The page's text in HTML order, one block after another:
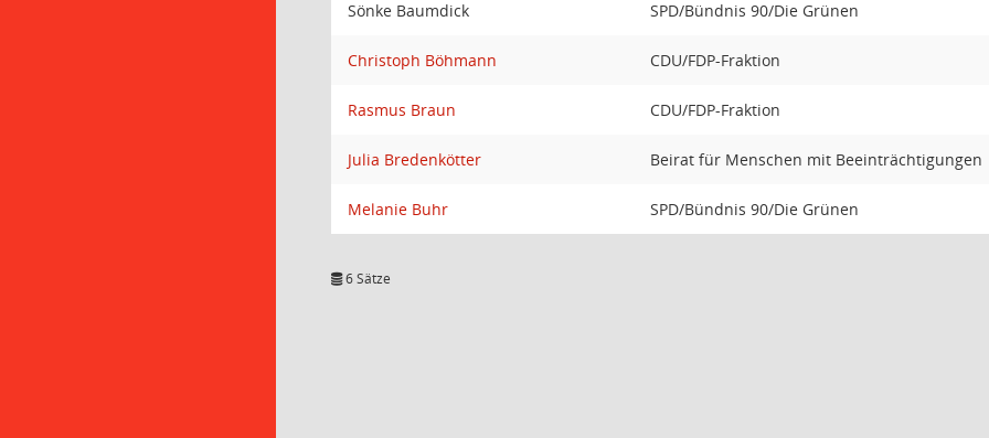
Sönke Baumdick SPD/Bündnis 90/Die Grünen
Christoph Böhmann CDU/FDP-Fraktion
Rasmus Braun CDU/FDP-Fraktion
Julia Bredenkötter Beirat für Menschen mit Beeinträchtigungen
Melanie Buhr SPD/Bündnis 90/Die Grünen
6 Sätze